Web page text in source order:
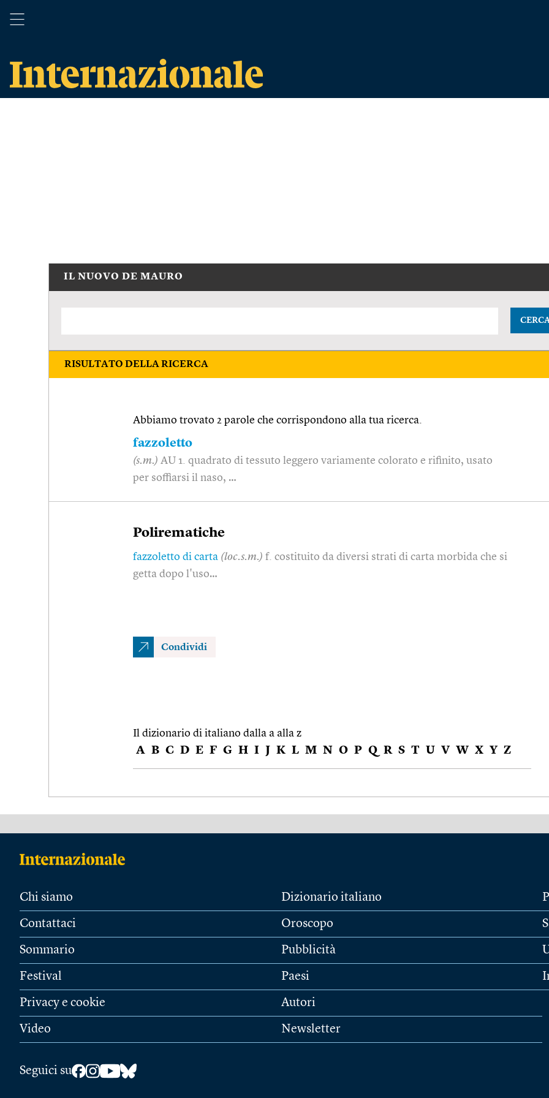
IL NUOVO DE MAURO
CERCA
RISULTATO DELLA RICERCA
Abbiamo trovato 2 parole che corrispondono alla tua ricerca.
fazzoletto
(s.m.) AU 1. quadrato di tessuto leggero variamente colorato e rifinito, usato
per soffiarsi il naso, …
Polirematiche
fazzoletto di carta (loc.s.m.) f. costituito da diversi strati di carta morbida che si
getta dopo l'uso…
Condividi
Il dizionario di italiano dalla a alla z
A B C D E F G H I J K L M N O P Q R S T U V W X Y Z
Chi siamo
Contattaci
Sommario
Festival
Privacy e cookie
Video
Dizionario italiano
Oroscopo
Pubblicità
Paesi
Autori
Newsletter
Seguici su